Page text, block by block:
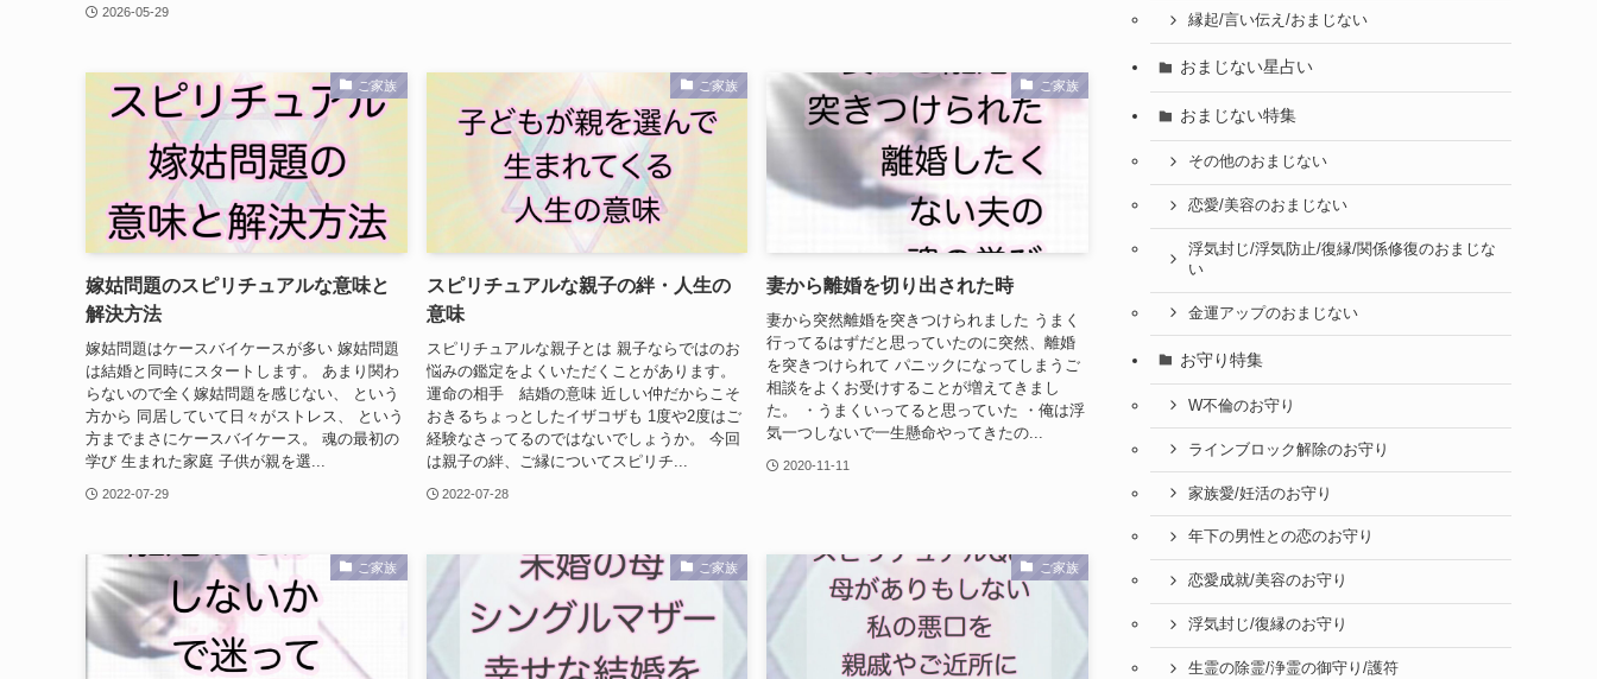
2026-05-29
ご家族
嫁姑問題のスピリチュアルな意味と
解決方法
嫁姑問題はケースバイケースが多い 嫁姑問題
は結婚と同時にスタートします。 あまり関わ
らないので全く嫁姑問題を感じない、 という
方から 同居していて日々がストレス、 という
方までまさにケースバイケース。 魂の最初の
学び 生まれた家庭 子供が親を選...
2022-07-29
ご家族
スピリチュアルな親子の絆・人生の
意味
スピリチュアルな親子とは 親子ならではのお
悩みの鑑定をよくいただくことがあります。
運命の相手 結婚の意味 近しい仲だからこそ
おきるちょっとしたイザコザも 1度や2度はご
経験なさってるのではないでしょうか。 今回
は親子の絆、ご縁についてスピリチ...
2022-07-28
ご家族
妻から離婚を切り出された時
妻から突然離婚を突きつけられました うまく
行ってるはずだと思っていたのに突然、離婚
を突きつけられて パニックになってしまうご
相談をよくお受けすることが増えてきまし
た。 ・うまくいってると思っていた ・俺は浮
気一つしないで一生懸命やってきたの...
2020-11-11
ご家族 ご家族 ご家族
縁起/言い伝え/おまじない
おまじない星占い
おまじない特集
その他のおまじない
恋愛/美容のおまじない
浮気封じ/浮気防止/復縁/関係修復のおまじな
い
金運アップのおまじない
お守り特集
W不倫のお守り
ラインブロック解除のお守り
家族愛/妊活のお守り
年下の男性との恋のお守り
恋愛成就/美容のお守り
浮気封じ/復縁のお守り
生霊の除霊/浄霊の御守り/護符